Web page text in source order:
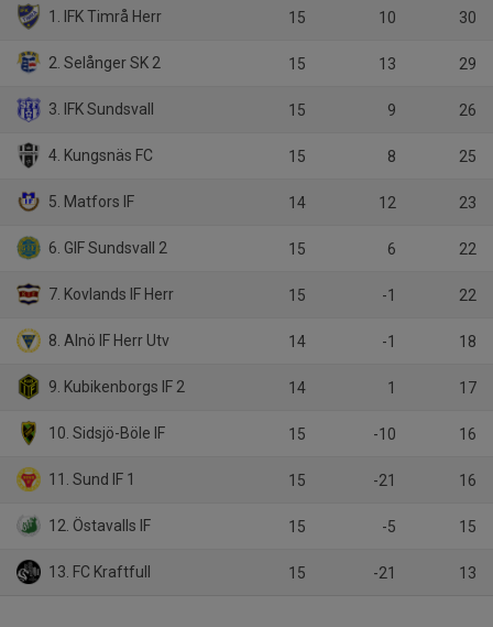
1. IFK Timrå Herr 15 10 30
2. Selånger SK 2 15 13 29
3. IFK Sundsvall 15 9 26
4. Kungsnäs FC 15 8 25
5. Matfors IF 14 12 23
6. GIF Sundsvall 2 15 6 22
7. Kovlands IF Herr 15 -1 22
8. Alnö IF Herr Utv 14 -1 18
9. Kubikenborgs IF 2 14 1 17
10. Sidsjö-Böle IF 15 -10 16
11. Sund IF 1 15 -21 16
12. Östavalls IF 15 -5 15
13. FC Kraftfull 15 -21 13